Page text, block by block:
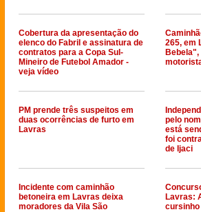
Cobertura da apresentação do
elenco do Fabril e assinatura de
contratos para a Copa Sul-
Mineiro de Futebol Amador -
veja vídeo
265, em
PM prende três suspeitos em
duas ocorrências de furto em
Lavras
pelo
está
foi
de Ijaci
Incidente com caminhão
betoneira em Lavras deixa
moradores da Vila São
Lavras: